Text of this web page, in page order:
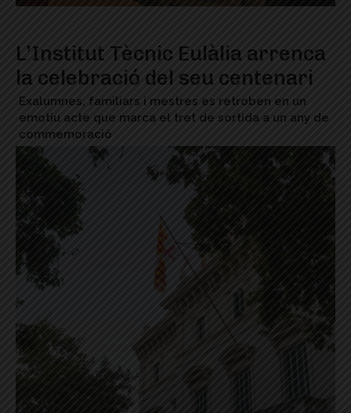
L’Institut Tècnic Eulàlia arrenca
la celebració del seu centenari
Exalumnes, familiars i mestres es retroben en un
emotiu acte que marca el tret de sortida a un any de
commemoració